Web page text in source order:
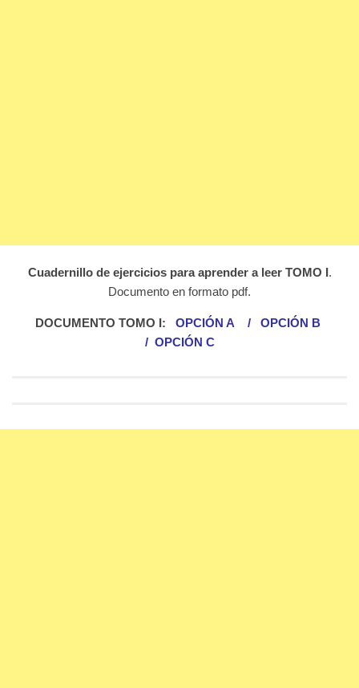
Cuadernillo de ejercicios para aprender a leer TOMO I.
Documento en formato pdf.
DOCUMENTO TOMO I: OPCIÓN A / OPCIÓN B
/ OPCIÓN C